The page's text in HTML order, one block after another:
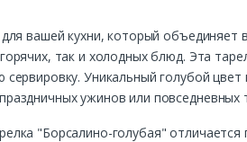
вашей кухни, который
так и холодных блюд. Эта
Уникальный голубой
ужинов или повседневных
"Борсалино-голубая"